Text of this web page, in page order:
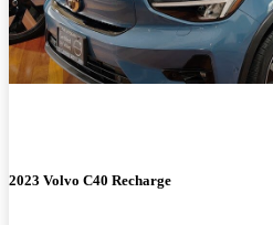
2023 Volvo C40 Recharge